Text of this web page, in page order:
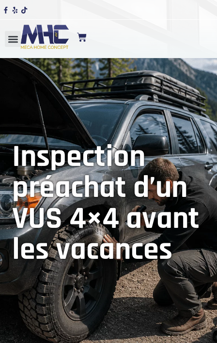
Inspection
préachat d’un
VUS 4×4 avant
les vacances